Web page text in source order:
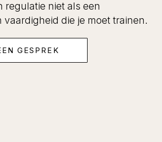
regulatie niet als een
die je moet trainen.
GESPREK